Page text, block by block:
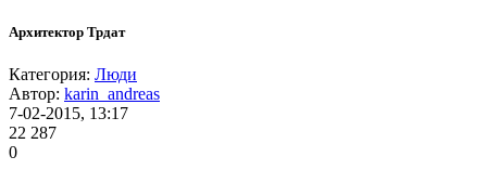
Архитектор Трдат
Категория: Люди
Автор: karin_andreas
7-02-2015, 13:17
22 287
0